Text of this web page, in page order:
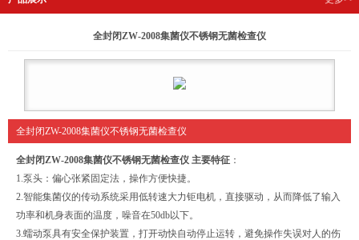
全封闭ZW-2008集菌仪不锈钢无菌检查仪
全封闭ZW-2008集菌仪不锈钢无菌检查仪
全封闭ZW-2008集菌仪不锈钢无菌检查仪 主要特征 ：
1.泵头：偏心张紧固定法，操作方便快捷。
2.智能集菌仪的传动系统采用低转速大力钜电机，直接驱动，从而降低了输入
功率和机身表面的温度，噪音在50db以下。
3.蠕动泵具有安全保护装置，打开动快自动停止运转，避免操作失误对人的伤